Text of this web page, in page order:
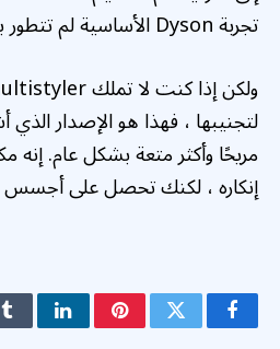
تجربة Dyson الأساسية لم تتطور بشكل كبير.
لتجنيبها ، فهذا هو الإصدار الذي
مريحًا وأكثر متعة بشكل عام.
إنكاره ، لكنك تحصل على أجسس Airwrap حتى الآن.
فيسبوكتويتر بينتيريستلينكدإن